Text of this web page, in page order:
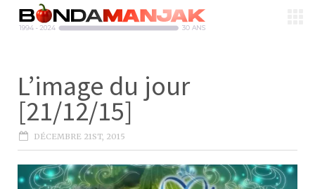
L’image du jour
[21/12/15]
DÉCEMBRE 21ST, 2015